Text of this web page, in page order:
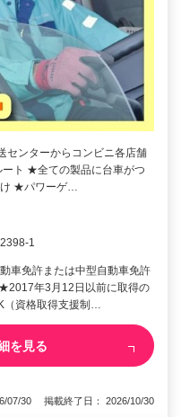
センターからコンビニ各店舗
ト ★全ての製品に台車がつ
け ★パワーゲ…
1
免許または中型自動車免許
年3月12日以前に取得の
（資格取得支援制…
を見る
07/30 掲載終了日： 2026/10/30